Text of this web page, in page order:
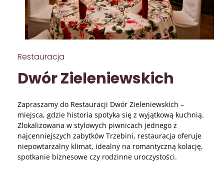
Restauracja
Dwór Zieleniewskich
Zapraszamy do Restauracji Dwór Zieleniewskich –
miejsca, gdzie historia spotyka się z wyjątkową kuchnią.
Zlokalizowana w stylowych piwnicach jednego z
najcenniejszych zabytków Trzebini, restauracja oferuje
niepowtarzalny klimat, idealny na romantyczną kolację,
spotkanie biznesowe czy rodzinne uroczystości.